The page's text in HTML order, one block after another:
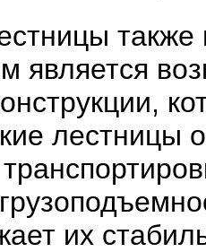
является
лестницы
их